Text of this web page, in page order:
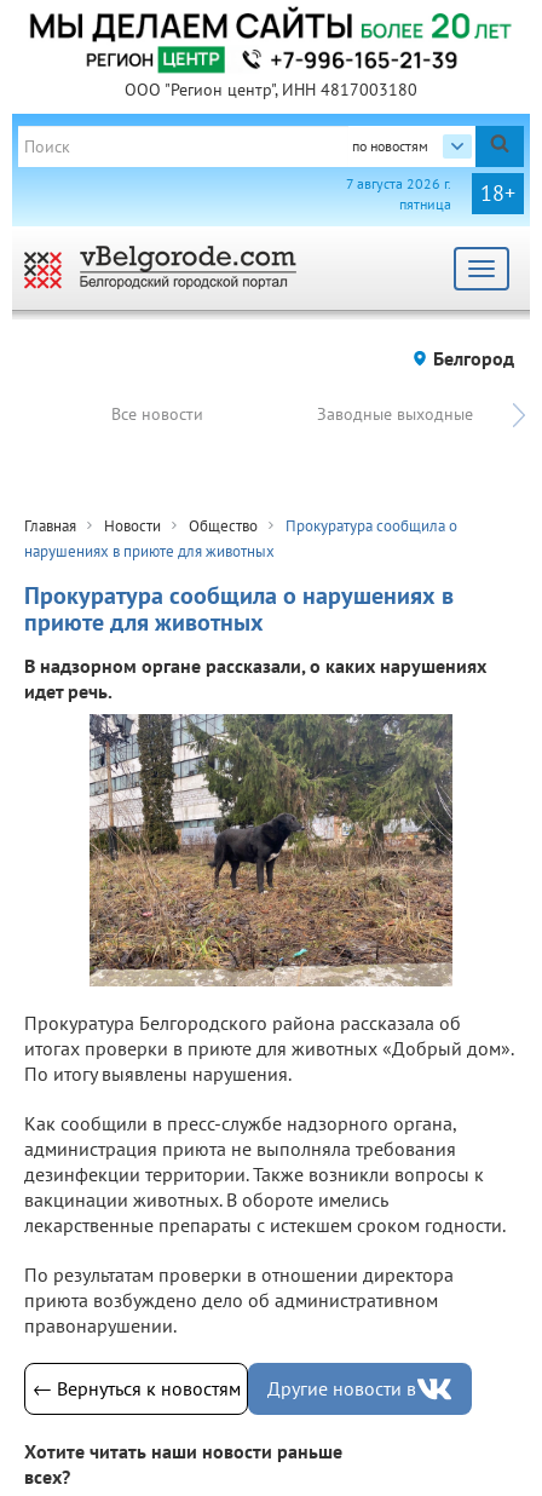
ООО "Регион центр", ИНН 4817003180
по новостям
18+
7 августа 2026 г.
пятница
Toggle
Белгород
Все новости Заводные выходные
Главная Новости Общество
Прокуратура сообщила о
нарушениях в приюте для животных
Прокуратура сообщила о нарушениях в
приюте для животных
В надзорном органе рассказали, о каких нарушениях
идет речь.
Прокуратура Белгородского района рассказала об
итогах проверки в приюте для животных «Добрый дом».
По итогу выявлены нарушения.
Как сообщили в пресс-службе надзорного органа,
администрация приюта не выполняла требования
дезинфекции территории. Также возникли вопросы к
вакцинации животных. В обороте имелись
лекарственные препараты с истекшем сроком годности.
По результатам проверки в отношении директора
приюта возбуждено дело об административном
правонарушении.
← Вернуться к новостям Другие новости в
Хотите читать наши новости раньше
всех?